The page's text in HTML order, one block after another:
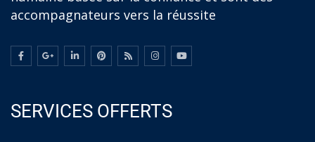
accompagnateurs vers la réussite
SERVICES OFFERTS